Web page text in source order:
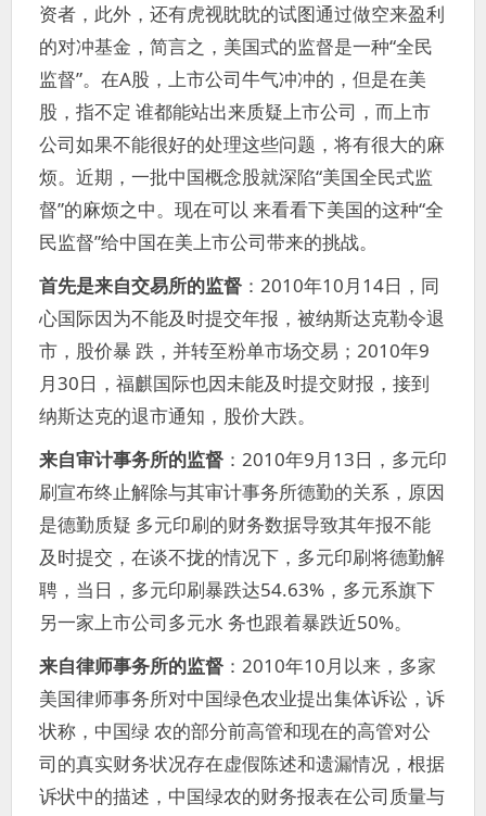
资者，此外，还有虎视眈眈的试图通过做空来盈利
的对冲基金，简言之，美国式的监督是一种“全民
监督”。在A股，上市公司牛气冲冲的，但是在美
股，指不定 谁都能站出来质疑上市公司，而上市
公司如果不能很好的处理这些问题，将有很大的麻
烦。近期，一批中国概念股就深陷“美国全民式监
督”的麻烦之中。现在可以 来看看下美国的这种“全
民监督”给中国在美上市公司带来的挑战。
首先是来自交易所的监督 ：2010年10月14日，同
心国际因为不能及时提交年报，被纳斯达克勒令退
市，股价暴 跌，并转至粉单市场交易；2010年9
月30日，福麒国际也因未能及时提交财报，接到
纳斯达克的退市通知，股价大跌。
来自审计事务所的监督 ：2010年9月13日，多元印
刷宣布终止解除与其审计事务所德勤的关系，原因
是德勤质疑 多元印刷的财务数据导致其年报不能
及时提交，在谈不拢的情况下，多元印刷将德勤解
聘，当日，多元印刷暴跌达54.63%，多元系旗下
另一家上市公司多元水 务也跟着暴跌近50%。
来自律师事务所的监督 ：2010年10月以来，多家
美国律师事务所对中国绿色农业提出集体诉讼，诉
状称，中国绿 农的部分前高管和现在的高管对公
司的真实财务状况存在虚假陈述和遗漏情况，根据
诉状中的描述，中国绿农的财务报表在公司质量与